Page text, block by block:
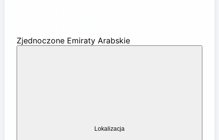
Zjednoczone Emiraty Arabskie
Lokalizacja